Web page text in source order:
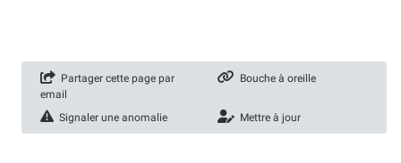
Partager cette page par
email
Bouche à oreille
Signaler une anomalie Mettre à jour